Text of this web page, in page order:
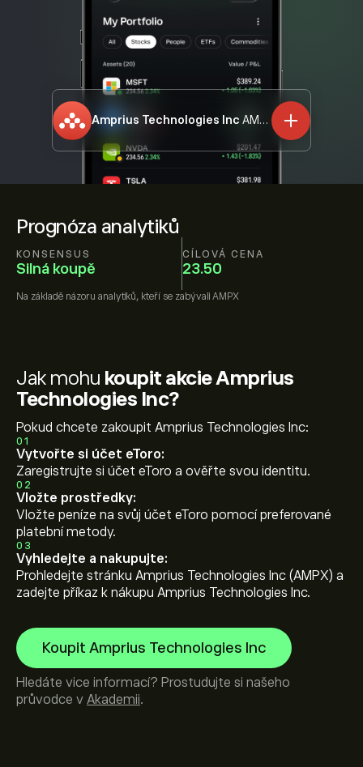
Prognóza analytiků
KONSENSUS
Silná koupě
CÍLOVÁ CENA
23.50
Na základě názoru analytiků, kteří se zabývali AMPX
Amprius Technologies Inc AMPX
Jak mohu koupit akcie Amprius
Technologies Inc?
Pokud chcete zakoupit Amprius Technologies Inc:
01
Vytvořte si účet eToro:
Zaregistrujte si účet eToro a ověřte svou identitu.
02
Vložte prostředky:
Vložte peníze na svůj účet eToro pomocí preferované
platební metody.
03
Vyhledejte a nakupujte:
Prohledejte stránku Amprius Technologies Inc (AMPX) a
zadejte příkaz k nákupu Amprius Technologies Inc.
Koupit Amprius Technologies Inc
Hledáte vice informací? Prostudujte si našeho
průvodce v Akademii.